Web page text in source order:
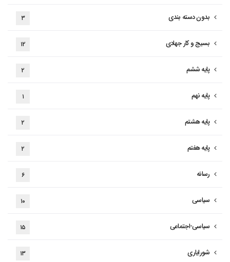
بدون دسته بندی ۳
بسیج و کار جهادی ۱۲
پایه ششم ۲
پایه نهم ۱
پایه هشتم ۲
پایه هفتم ۲
رسانه ۶
سیاسی ۱۰
سیاسی-اجتماعی ۱۵
شورایاری ۱۳